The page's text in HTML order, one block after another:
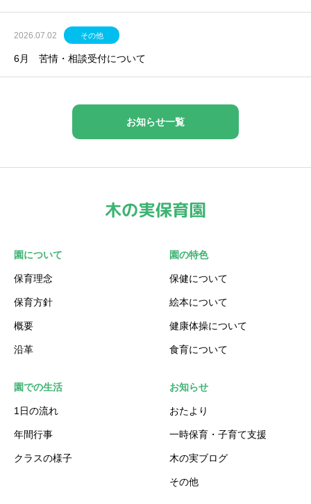
2026.07.02 その他
6月 苦情・相談受付について
お知らせ一覧
園について
保育理念
保育方針
概要
沿革
園の特色
保健について
絵本について
健康体操について
食育について
園での生活
1日の流れ
年間行事
クラスの様子
お知らせ
おたより
一時保育・子育て支援
木の実ブログ
その他